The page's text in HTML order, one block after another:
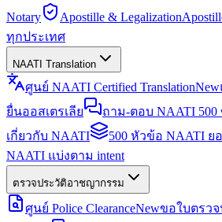
Notary
Apostille & Legalization
ทุกประเทศ
NAATI Translation
ศูนย์ NAATI Certified TranslationNew
ยื่นออสเตรเลีย
ถาม-ตอบ NAATI 500
เกี่ยวกับ NAATI
500 หัวข้อ NAATI ย
NAATI แบ่งตาม intent
ตรวจประวัติอาชญากรรม
ศูนย์ Police ClearanceNewขอใบตรว